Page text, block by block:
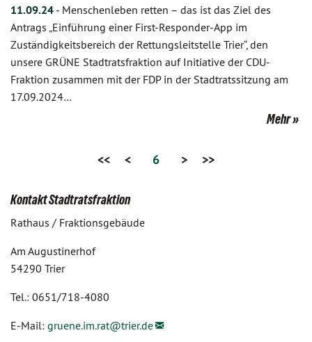
11.09.24 - Menschenleben retten – das ist das Ziel des
Antrags „Einführung einer First-Responder-App im
Zuständigkeitsbereich der Rettungsleitstelle Trier“, den
unsere GRÜNE Stadtratsfraktion auf Initiative der CDU-
Fraktion zusammen mit der FDP in der Stadtratssitzung am
17.09.2024…
Mehr
<< < 6 > >>
Kontakt Stadtratsfraktion
Rathaus / Fraktionsgebäude
Am Augustinerhof
54290 Trier
Tel.: 0651/718-4080
E-Mail: gruene.im.rat@trier.de